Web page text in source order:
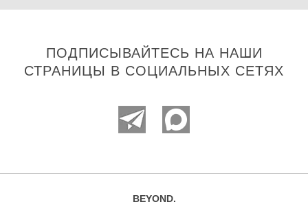
ПОДПИСЫВАЙТЕСЬ НА НАШИ
СТРАНИЦЫ В СОЦИАЛЬНЫХ СЕТЯХ
BEYOND.